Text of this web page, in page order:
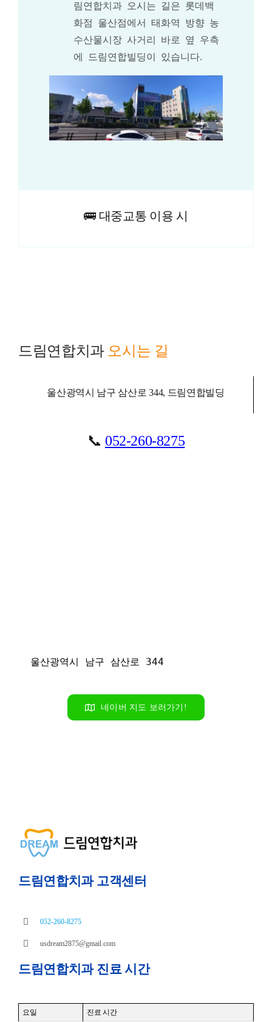
림연합치과 오시는 길은 롯데백
화점 울산점에서 태화역 방향 농
수산물시장 사거리 바로 옆 우측
에 드림연합빌딩이 있습니다.
🚌 대중교통 이용 시
드림연합치과 오시는 길
울산광역시 남구 삼산로 344, 드림연합빌딩
📞 052-260-8275
Highlighter
울산광역시 남구 삼산로 344
네이버 지도 보러가기!
드림연합치과 고객센터
052-260-8275
usdream2875@gmail.com
드림연합치과 진료 시간
요일 진료 시간